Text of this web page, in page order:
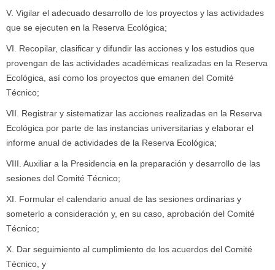
V. Vigilar el adecuado desarrollo de los proyectos y las actividades
que se ejecuten en la Reserva Ecológica;
VI. Recopilar, clasificar y difundir las acciones y los estudios que
provengan de las actividades académicas realizadas en la Reserva
Ecológica, así como los proyectos que emanen del Comité
Técnico;
VII. Registrar y sistematizar las acciones realizadas en la Reserva
Ecológica por parte de las instancias universitarias y elaborar el
informe anual de actividades de la Reserva Ecológica;
VIII. Auxiliar a la Presidencia en la preparación y desarrollo de las
sesiones del Comité Técnico;
XI. Formular el calendario anual de las sesiones ordinarias y
someterlo a consideración y, en su caso, aprobación del Comité
Técnico;
X. Dar seguimiento al cumplimiento de los acuerdos del Comité
Técnico, y